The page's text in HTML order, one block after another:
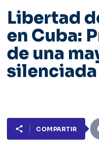
Libertad
en Cuba:
de una
COMPARTIR